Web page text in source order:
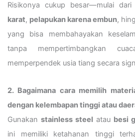
Risikonya cukup besar—mulai dari
karat, pelapukan karena embun,
yang bisa membahayakan
tanpa mempertimbangkan
memperpendek usia tiang secara
2. Bagaimana cara memilih
dengan kelembapan tinggi atau
Gunakan stainless steel atau besi
ini memiliki ketahanan tinggi